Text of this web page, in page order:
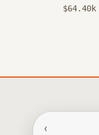
$64.40k
‹